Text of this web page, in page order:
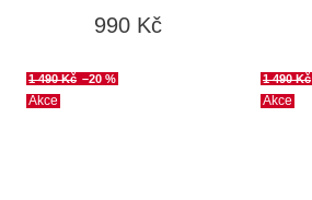
990 Kč
Akce
1 490 Kč –20 %
Akce
1 490 Kč